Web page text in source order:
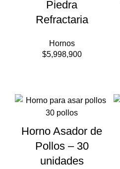
Piedra
Refractaria
Hornos
$5,998,900
Horno Asador de
Pollos – 30
unidades